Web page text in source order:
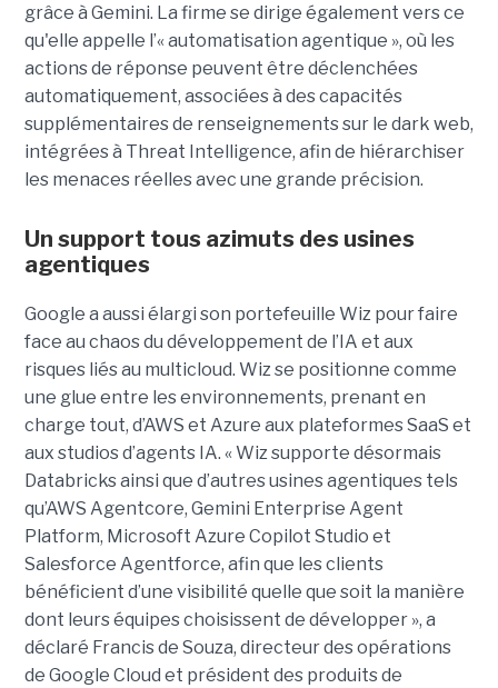
grâce à Gemini. La firme se dirige également vers ce
qu'elle appelle l’« automatisation agentique », où les
actions de réponse peuvent être déclenchées
automatiquement, associées à des capacités
supplémentaires de renseignements sur le dark web,
intégrées à Threat Intelligence, afin de hiérarchiser
les menaces réelles avec une grande précision.
Un support tous azimuts des usines
agentiques
Google a aussi élargi son portefeuille Wiz pour faire
face au chaos du développement de l’IA et aux
risques liés au multicloud. Wiz se positionne comme
une glue entre les environnements, prenant en
charge tout, d’AWS et Azure aux plateformes SaaS et
aux studios d’agents IA. « Wiz supporte désormais
Databricks ainsi que d’autres usines agentiques tels
qu’AWS Agentcore, Gemini Enterprise Agent
Platform, Microsoft Azure Copilot Studio et
Salesforce Agentforce, afin que les clients
bénéficient d’une visibilité quelle que soit la manière
dont leurs équipes choisissent de développer », a
déclaré Francis de Souza, directeur des opérations
de Google Cloud et président des produits de